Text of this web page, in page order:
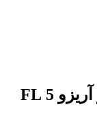
آینه جانبی سمت چپ آریزو 5 و آریزو 5 FL